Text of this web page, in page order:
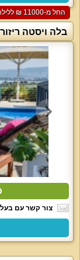
החל מ-‏11000 ₪ ללילה למזמינים 2 לילות בסופ"ש הקרוב
בלה ויסטה
צור קשר עם בעל